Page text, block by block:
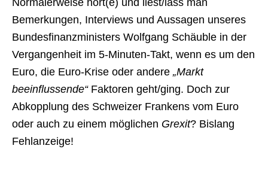
Normalerweise hört(e) und liest/lass man
Bemerkungen, Interviews und Aussagen unseres
Bundesfinanzministers Wolfgang Schäuble in der
Vergangenheit im 5-Minuten-Takt, wenn es um den
Euro, die Euro-Krise oder andere „Markt
beeinflussende“Faktoren geht/ging. Doch zur
Abkopplung des Schweizer Frankens vom Euro
oder auch zu einem möglichen Grexit? Bislang
Fehlanzeige!